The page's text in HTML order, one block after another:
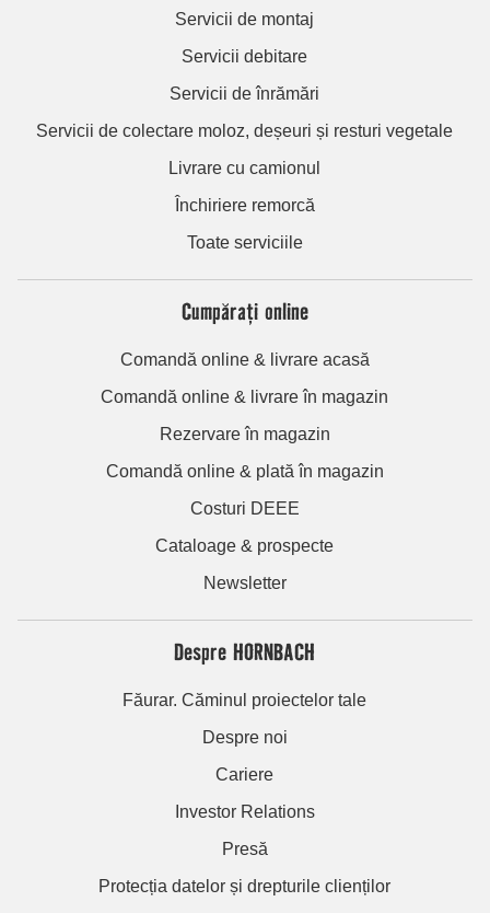
Servicii de montaj
Servicii debitare
Servicii de înrămări
Servicii de colectare moloz, deșeuri și resturi vegetale
Livrare cu camionul
Închiriere remorcă
Toate serviciile
Cumpărați online
Comandă online & livrare acasă
Comandă online & livrare în magazin
Rezervare în magazin
Comandă online & plată în magazin
Costuri DEEE
Cataloage & prospecte
Newsletter
Despre HORNBACH
Făurar. Căminul proiectelor tale
Despre noi
Cariere
Investor Relations
Presă
Protecția datelor și drepturile clienților